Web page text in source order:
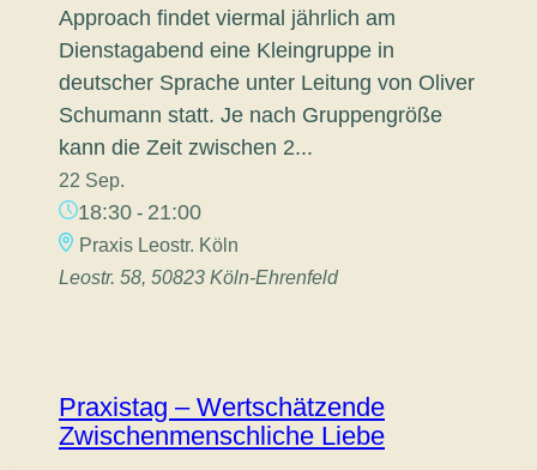
Approach findet viermal jährlich am
Dienstagabend eine Kleingruppe in
deutscher Sprache unter Leitung von Oliver
Schumann statt. Je nach Gruppengröße
kann die Zeit zwischen 2...
22 Sep.
18:30 - 21:00
Praxis Leostr. Köln
Leostr. 58, 50823 Köln-Ehrenfeld
Praxistag – Wertschätzende
Zwischenmenschliche Liebe